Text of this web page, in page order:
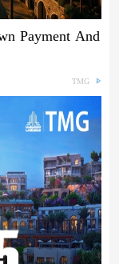
Payment And
TMG